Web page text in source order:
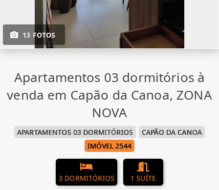
13 FOTOS
Apartamentos 03 dormitórios à
venda em Capão da Canoa, ZONA
NOVA
APARTAMENTOS 03 DORMITÓRIOS
CAPÃO DA CANOA
IMÓVEL 2544
3 DORMITÓRIOS 1 SUÍTE